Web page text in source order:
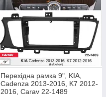
Перехідна рамка 9", KIA,
Cadenza 2013-2016, K7 2012-
2016, Carav 22-1489